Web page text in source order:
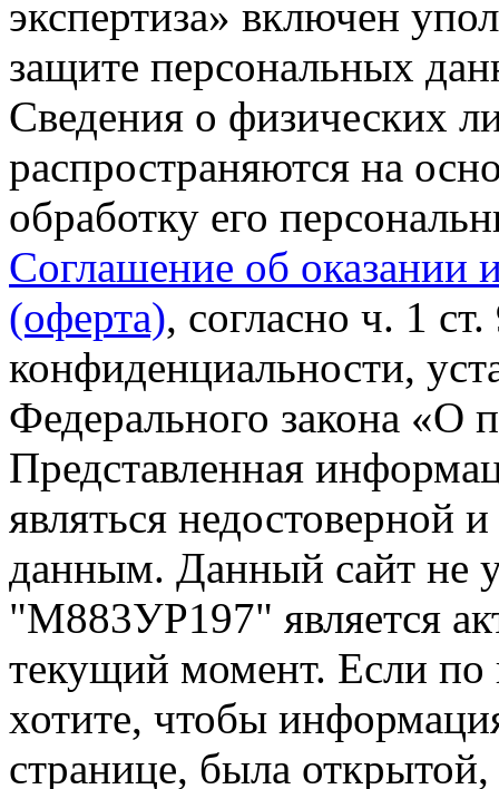
экспертиза» включен
защите персональных
Сведения о физических
распространяются на
обработку его
Соглашение об оказании
(оферта), согласно ч. 1
конфиденциальности,
Федерального закона «О
Представленная
являться недостоверной
данным. Данный сайт не
"М883УР197" является
текущий момент. Если
хотите, чтобы
странице, была открытой,